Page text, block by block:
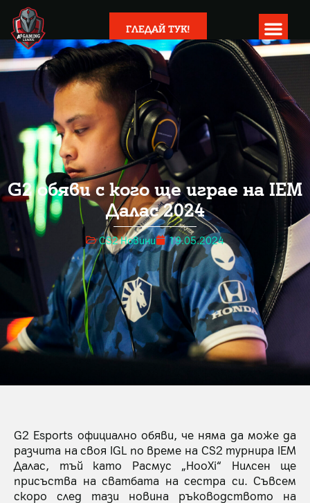
ГЛЕДАЙ ТУК!
G2 обяви с кого ще играе на IEM
Далас 2024
CS2 Новини 19.05.2024
G2 Esports официално обяви, че няма да може да
разчита на своя IGL по време на CS2 турнира IEM
Далас, тъй като Расмус „HooXi“ Нилсен ще
присъства на сватбата на сестра си. Съвсем
скоро след тази новина ръководството на